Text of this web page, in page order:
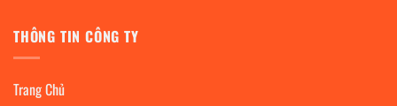
THÔNG TIN CÔNG TY
Trang Chủ